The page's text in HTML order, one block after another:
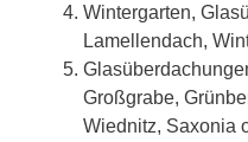
Wintergarten,
Lamellendach,
Großgrabe,
Wiednitz, Saxonia